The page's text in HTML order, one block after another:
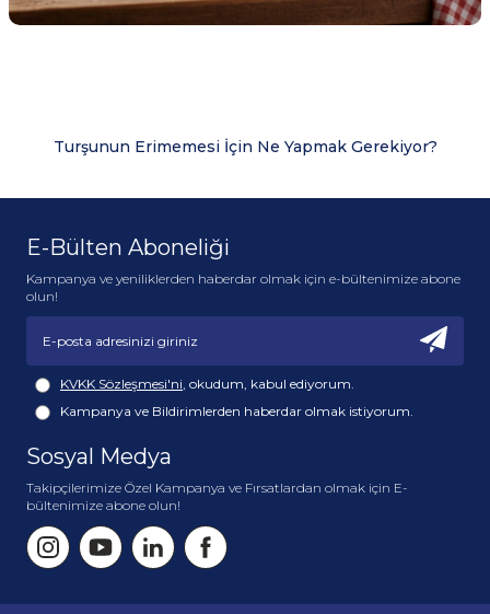
Turşunun Erimemesi İçin Ne Yapmak Gerekiyor?
E-Bülten Aboneliği
Kampanya ve yeniliklerden haberdar olmak için e-bültenimize abone
olun!
KVKK Sözleşmesi'ni, okudum, kabul ediyorum.
Kampanya ve Bildirimlerden haberdar olmak istiyorum.
Sosyal Medya
Takipçilerimize Özel Kampanya ve Fırsatlardan olmak için E-
bültenimize abone olun!